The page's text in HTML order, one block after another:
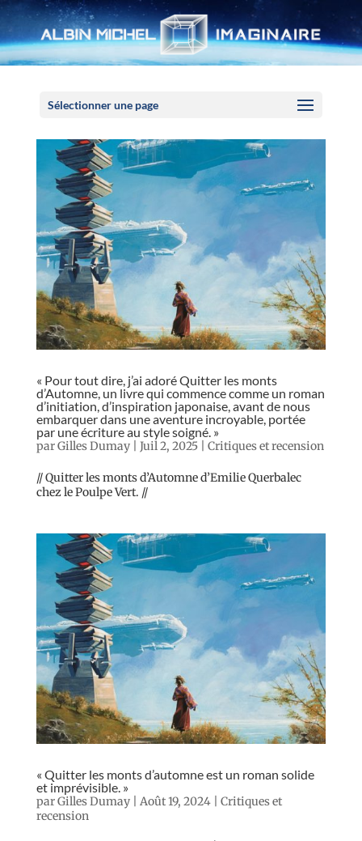
Sélectionner une page
« Pour tout dire, j’ai adoré Quitter les monts
d’Automne, un livre qui commence comme un roman
d’initiation, d’inspiration japonaise, avant de nous
embarquer dans une aventure incroyable, portée
par une écriture au style soigné. »
parGilles Dumay| Juil 2, 2025| Critiques et recension
// Quitter les monts d’Automne d’Emilie Querbalec
chez le Poulpe Vert. //
« Quitter les monts d’automne est un roman solide
et imprévisible. »
parGilles Dumay| Août 19, 2024| Critiques et
recension
Panneau de gestion des cookies